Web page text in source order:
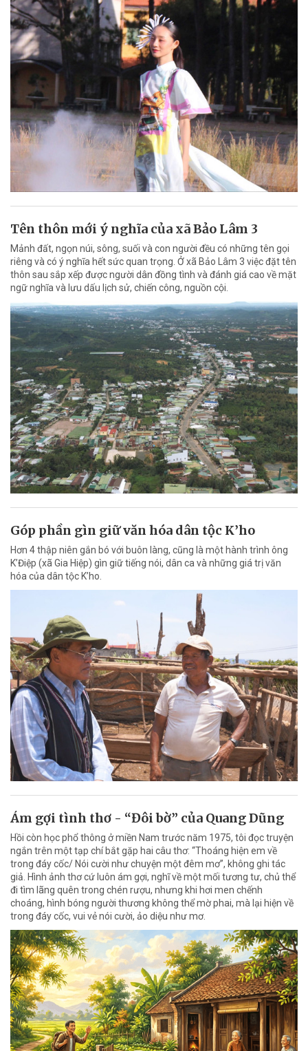
Tên thôn mới ý nghĩa của xã Bảo Lâm 3
Mảnh đất, ngọn núi, sông, suối và con người đều có những tên gọi
riêng và có ý nghĩa hết sức quan trọng. Ở xã Bảo Lâm 3 việc đặt tên
thôn sau sắp xếp được người dân đồng tình và đánh giá cao về mặt
ngữ nghĩa và lưu dấu lịch sử, chiến công, nguồn cội.
Góp phần gìn giữ văn hóa dân tộc K’ho
Hơn 4 thập niên gắn bó với buôn làng, cũng là một hành trình ông
K’Điệp (xã Gia Hiệp) gìn giữ tiếng nói, dân ca và những giá trị văn
hóa của dân tộc K’ho.
Ám gợi tình thơ - “Đôi bờ” của Quang Dũng
Hồi còn học phổ thông ở miền Nam trước năm 1975, tôi đọc truyện
ngắn trên một tạp chí bắt gặp hai câu thơ: “Thoáng hiện em về
trong đáy cốc/ Nói cười như chuyện một đêm mơ”, không ghi tác
giả. Hình ảnh thơ cứ luôn ám gợi, nghĩ về một mối tương tư, chủ thể
đi tìm lãng quên trong chén rượu, nhưng khi hơi men chếnh
choáng, hình bóng người thương không thể mờ phai, mà lại hiện về
trong đáy cốc, vui vẻ nói cười, ảo diệu như mơ.